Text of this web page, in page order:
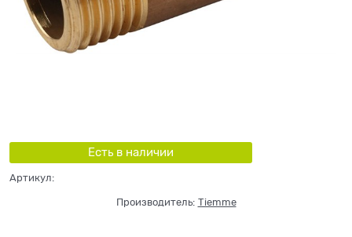
Есть в наличии
Артикул:
Производитель: Tiemme